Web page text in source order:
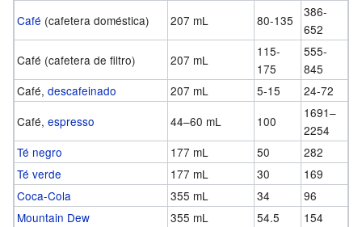
Café (cafetera doméstica) 207 mL 80-135
386-
652
Café (cafetera de filtro)
207 mL
115-
175
555-
845
Café, descafeinado 207 mL 5-15
24-72
Café, espresso 44–60 mL 100
1691–
2254
Té negro
177 mL 50
282
Té verde
177 mL 30
169
Coca-Cola
355 mL 34
96
Mountain Dew
355 mL 54.5
154